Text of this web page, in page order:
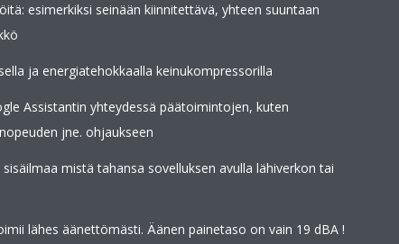
esimerkiksi seinään kiinnitettävä, yhteen suuntaan
ja energiatehokkaalla keinukompressorilla
Assistantin yhteydessä päätoimintojen, kuten
jne. ohjaukseen
mistä tahansa sovelluksen avulla lähiverkon tai
lähes äänettömästi. Äänen painetaso on vain 19 dBA !